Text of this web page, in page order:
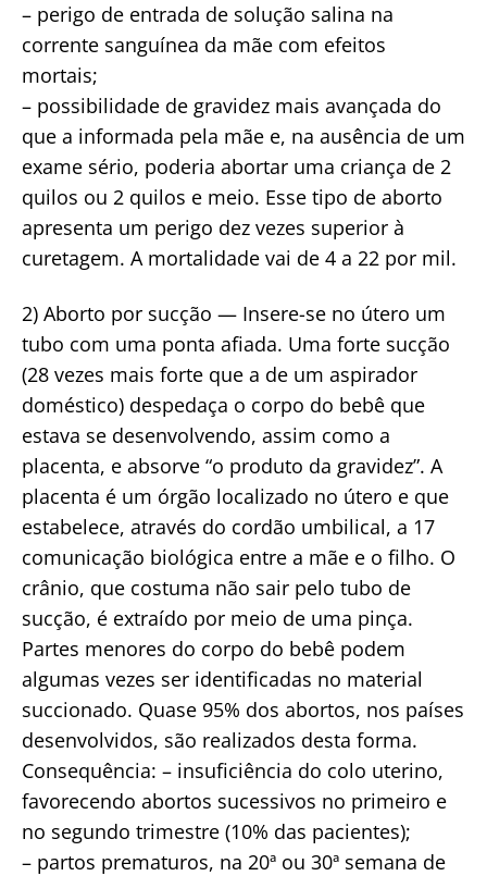
– perigo de entrada de solução salina na
corrente sanguínea da mãe com efeitos
mortais;
– possibilidade de gravidez mais avançada do
que a informada pela mãe e, na ausência de um
exame sério, poderia abortar uma criança de 2
quilos ou 2 quilos e meio. Esse tipo de aborto
apresenta um perigo dez vezes superior à
curetagem. A mortalidade vai de 4 a 22 por mil.
2) Aborto por sucção — Insere-se no útero um
tubo com uma ponta afiada. Uma forte sucção
(28 vezes mais forte que a de um aspirador
doméstico) despedaça o corpo do bebê que
estava se desenvolvendo, assim como a
placenta, e absorve “o produto da gravidez”. A
placenta é um órgão localizado no útero e que
estabelece, através do cordão umbilical, a 17
comunicação biológica entre a mãe e o filho. O
crânio, que costuma não sair pelo tubo de
sucção, é extraído por meio de uma pinça.
Partes menores do corpo do bebê podem
algumas vezes ser identificadas no material
succionado. Quase 95% dos abortos, nos países
desenvolvidos, são realizados desta forma.
Consequência: – insuficiência do colo uterino,
favorecendo abortos sucessivos no primeiro e
no segundo trimestre (10% das pacientes);
– partos prematuros, na 20ª ou 30ª semana de